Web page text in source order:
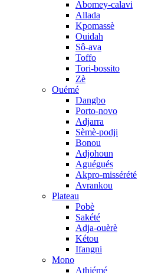
Abomey-calavi
Allada
Kpomassè
Ouidah
Sô-ava
Toffo
Tori-bossito
Zè
Ouémé
Dangbo
Porto-novo
Adjarra
Sèmè-podji
Bonou
Adjohoun
Aguégués
Akpro-missérété
Avrankou
Plateau
Pobè
Sakété
Adja-ouèrè
Kétou
Ifangni
Mono
Athiémé